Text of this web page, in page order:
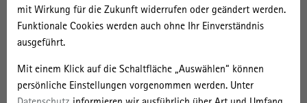
mit Wirkung für die Zukunft widerrufen oder geändert werden.
Funktionale Cookies werden auch ohne Ihr Einverständnis
ausgeführt.
Mit einem Klick auf die Schaltfläche „Auswählen“ können
persönliche Einstellungen vorgenommen werden. Unter
Dr. Sylvia Necker
LWL-Preußenmuseum Minden und LWL-Besucherzentrum am
Kaiser-Wilhelm-Denkmal
Arbeitskreis Archive der Leibniz-Gemeinschaft